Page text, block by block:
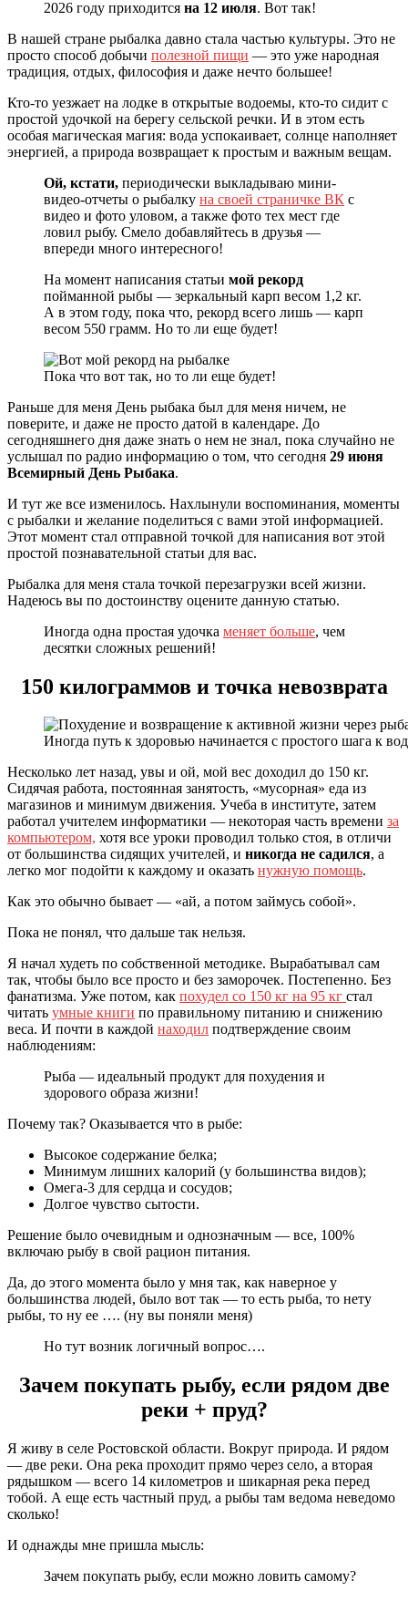
2026 году приходится на 12 июля. Вот так!
В нашей стране рыбалка давно стала частью культуры. Это не
просто способ добычи полезной пищи — это уже народная
традиция, отдых, философия и даже нечто большее!
Кто‑то уезжает на лодке в открытые водоемы, кто‑то сидит с
простой удочкой на берегу сельской речки. И в этом есть
особая магическая магия: вода успокаивает, солнце наполняет
энергией, а природа возвращает к простым и важным вещам.
Ой, кстати, периодически выкладываю мини-
видео-отчеты о рыбалку на своей страничке ВК с
видео и фото уловом, а также фото тех мест где
ловил рыбу. Смело добавляйтесь в друзья —
впереди много интересного!
На момент написания статьи мой рекорд
пойманной рыбы — зеркальный карп весом 1,2 кг.
А в этом году, пока что, рекорд всего лишь — карп
весом 550 грамм. Но то ли еще будет!
Пока что вот так, но то ли еще будет!
Раньше для меня День рыбака был для меня ничем, не
поверите, и даже не просто датой в календаре. До
сегодняшнего дня даже знать о нем не знал, пока случайно не
услышал по радио информацию о том, что сегодня 29 июня
Всемирный День Рыбака.
И тут же все изменилось. Нахлынули воспоминания, моменты
с рыбалки и желание поделиться с вами этой информацией.
Этот момент стал отправной точкой для написания вот этой
простой познавательной статьи для вас.
Рыбалка для меня стала точкой перезагрузки всей жизни.
Надеюсь вы по достоинству оцените данную статью.
Иногда одна простая удочка меняет больше, чем
десятки сложных решений!
150 килограммов и точка невозврата
Иногда путь к здоровью начинается с простого шага к
Несколько лет назад, увы и ой, мой вес доходил до 150 кг.
Сидячая работа, постоянная занятость, «мусорная» еда из
магазинов и минимум движения. Учеба в институте, затем
работал учителем информатики — некоторая часть времени за
компьютером, хотя все уроки проводил только стоя, в отличи
от большинства сидящих учителей, и никогда не садился, а
легко мог подойти к каждому и оказать нужную помощь.
Как это обычно бывает — «ай, а потом займусь собой».
Пока не понял, что дальше так нельзя.
Я начал худеть по собственной методике. Вырабатывал сам
так, чтобы было все просто и без заморочек. Постепенно. Без
фанатизма. Уже потом, как похудел со 150 кг на 95 кг стал
читать умные книги по правильному питанию и снижению
веса. И почти в каждой находил подтверждение своим
наблюдениям:
Рыба — идеальный продукт для похудения и
здорового образа жизни!
Почему так? Оказывается что в рыбе:
Высокое содержание белка;
Минимум лишних калорий (у большинства видов);
Омега‑3 для сердца и сосудов;
Долгое чувство сытости.
Решение было очевидным и однозначным — все, 100%
включаю рыбу в свой рацион питания.
Да, до этого момента было у мня так, как наверное у
большинства людей, было вот так — то есть рыба, то нету
рыбы, то ну ее …. (ну вы поняли меня)
Но тут возник логичный вопрос….
Зачем покупать рыбу, если рядом две
реки + пруд?
Я живу в селе Ростовской области. Вокруг природа. И рядом
— две реки. Она река проходит прямо через село, а вторая
рядышком — всего 14 километров и шикарная река перед
тобой. А еще есть частный пруд, а рыбы там ведома неведомо
сколько!
И однажды мне пришла мысль:
Зачем покупать рыбу, если можно ловить самому?